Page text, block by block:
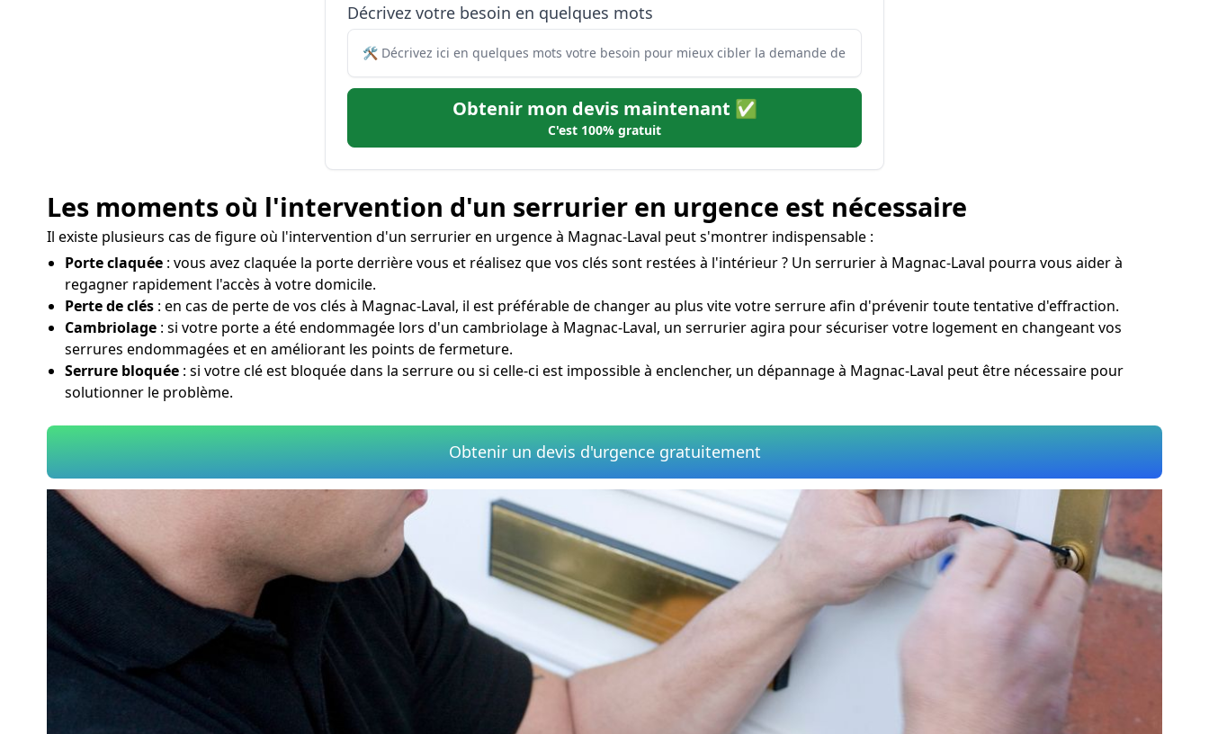
Décrivez votre besoin en quelques mots
Obtenir mon devis maintenant ✅
C'est 100% gratuit
Les moments où l'intervention d'un serrurier en urgence est nécessaire
Il existe plusieurs cas de figure où l'intervention d'un serrurier en urgence à Magnac-Laval peut s'montrer indispensable :
Porte claquée : vous avez claquée la porte derrière vous et réalisez que vos clés sont restées à l'intérieur ? Un serrurier à Magnac-Laval pourra vous aider à
regagner rapidement l'accès à votre domicile.
Perte de clés : en cas de perte de vos clés à Magnac-Laval, il est préférable de changer au plus vite votre serrure afin d'prévenir toute tentative d'effraction.
Cambriolage : si votre porte a été endommagée lors d'un cambriolage à Magnac-Laval, un serrurier agira pour sécuriser votre logement en changeant vos
serrures endommagées et en améliorant les points de fermeture.
Serrure bloquée : si votre clé est bloquée dans la serrure ou si celle-ci est impossible à enclencher, un dépannage à Magnac-Laval peut être nécessaire pour
solutionner le problème.
Obtenir un devis d'urgence gratuitement